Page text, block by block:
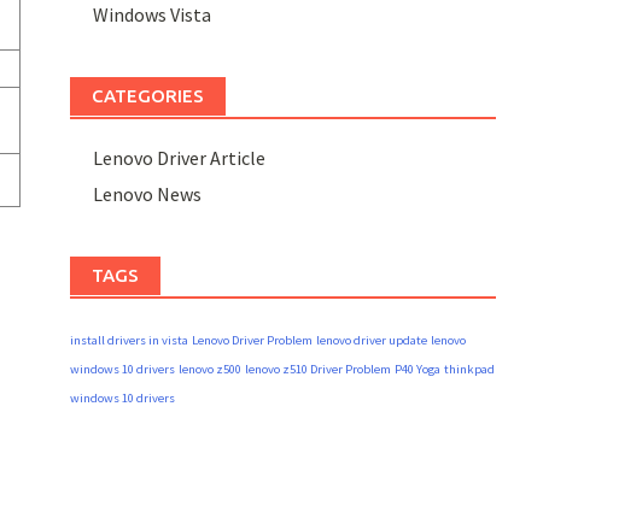
Windows Vista
CATEGORIES
Lenovo Driver Article
Lenovo News
TAGS
install drivers in vista Lenovo Driver Problem lenovo driver update lenovo
windows 10 drivers lenovo z500 lenovo z510 Driver Problem P40 Yoga thinkpad
windows 10 drivers